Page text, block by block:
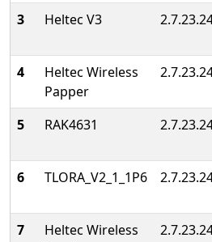
3
Heltec V3
4
Heltec Wireless
Papper
5
RAK4631
6 TLORA_V2_1_1P6
7
Heltec Wireless